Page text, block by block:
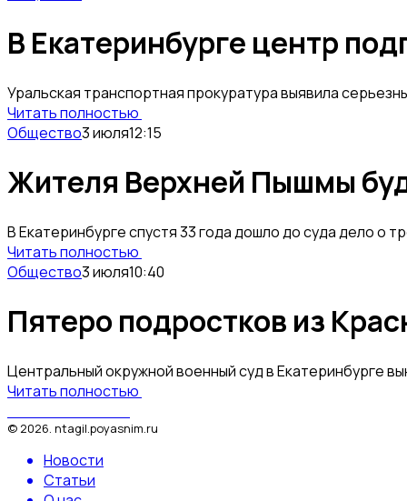
В Екатеринбурге центр
Уральская транспортная прокуратура выявила
Читать полностью
Общество3 июля12:15
Жителя Верхней Пышмы
В Екатеринбурге спустя 33 года дошло до суда дело
Читать полностью
Общество3 июля10:40
Пятеро подростков из
Центральный окружной военный суд в Екатеринбурге
Читать полностью
© 2026 ntagil.poyasnim.ru
Новости
Статьи